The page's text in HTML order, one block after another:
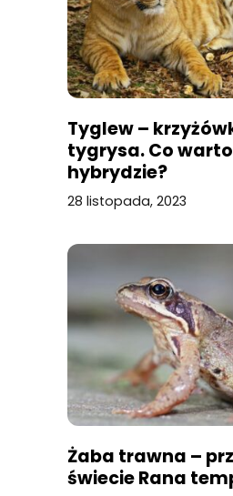
Tyglew –
tygrysa. Co
hybrydzie?
28 listopada, 2023
Żaba trawna –
świecie Rana